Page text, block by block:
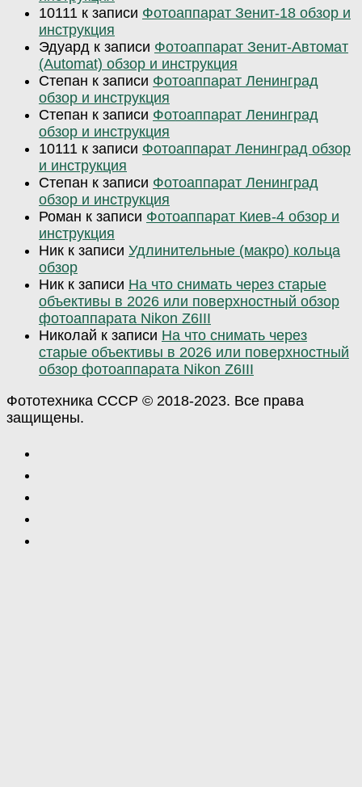
10111 к записи Фотоаппарат Зенит-18 обзор и
инструкция
Эдуард к записи Фотоаппарат Зенит-Автомат
(Automat) обзор и инструкция
Степан к записи Фотоаппарат Ленинград
обзор и инструкция
Степан к записи Фотоаппарат Ленинград
обзор и инструкция
10111 к записи Фотоаппарат Ленинград обзор
и инструкция
Степан к записи Фотоаппарат Ленинград
обзор и инструкция
Роман к записи Фотоаппарат Киев-4 обзор и
инструкция
Ник к записи Удлинительные (макро) кольца
обзор
Ник к записи На что снимать через старые
объективы в 2026 или поверхностный обзор
фотоаппарата Nikon Z6III
Николай к записи На что снимать через
старые объективы в 2026 или поверхностный
обзор фотоаппарата Nikon Z6III
Фототехника СССР © 2018-2023. Все права
защищены.